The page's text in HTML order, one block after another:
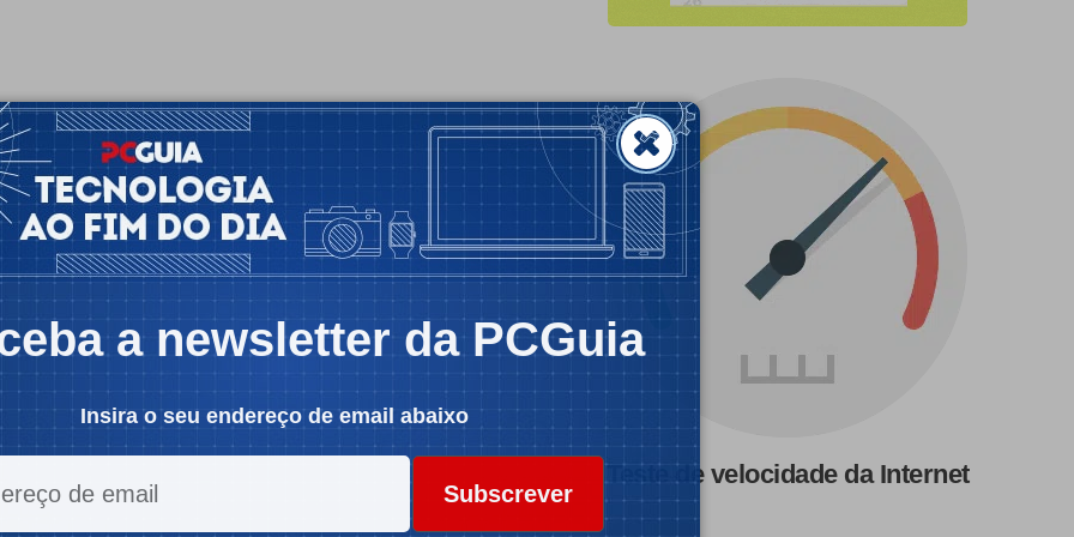
Teste de velocidade da Internet
a newsletter da PCGuia
Insira o seu endereço de email abaixo
Subscrever